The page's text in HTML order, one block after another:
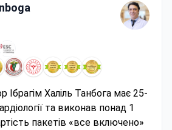
Халіль Танбога має 25-
та виконав понад 1
пакетів «все включено»